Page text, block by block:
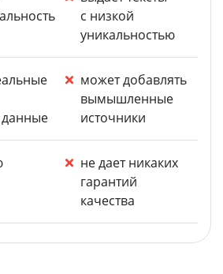
с низкой
уникальностью
может добавлять
вымышленные
источники
не дает никаких
гарантий
качества